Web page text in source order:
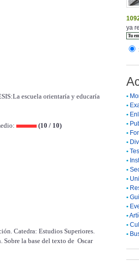
escuela orientaría y educaría
(10 / 10)
Catedra: Estudios Superiores.
la base del texto de Oscar
ya
•
•
•
•
•
•
•
•
•
•
•
•
•
•
•
•